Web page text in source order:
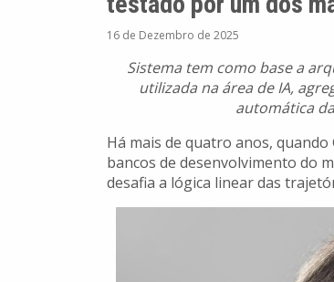
16 de Dezembro de 2025
Sistema tem como base a
utilizada na área de IA,
automática
Há mais de quatro anos,
bancos de desenvolvimento do
desafia a lógica linear das